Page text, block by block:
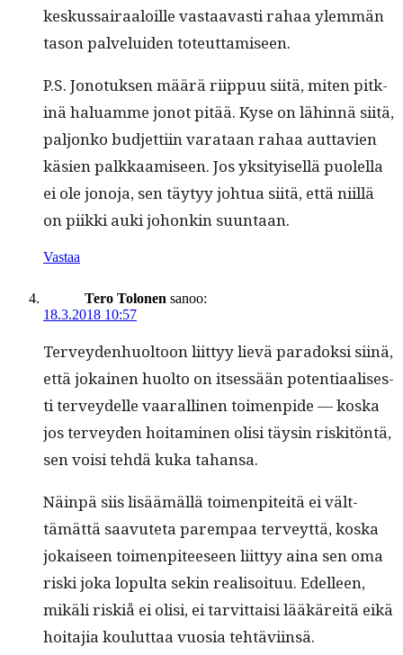
keskus­sairaaloille vas­taavasti rahaa ylem­män
tason palvelu­iden toteuttamiseen.
P.S. Jono­tuk­sen määrä riip­puu siitä, miten pitk­
inä halu­amme jonot pitää. Kyse on lähin­nä siitä,
paljonko bud­jet­ti­in varataan rahaa aut­tavien
käsien palkkaamiseen. Jos yksi­tyisel­lä puolel­la
ei ole jono­ja, sen täy­tyy johtua siitä, että niil­lä
on piik­ki auki johonkin suuntaan.
Vastaa
Tero Tolonen sanoo:
18.3.2018 10:57
Ter­vey­den­huoltoon liit­tyy lievä paradok­si siinä,
että jokainen huolto on itsessään poten­ti­aalis­es­
ti ter­vey­delle vaar­alli­nen toimen­pide — kos­ka
jos ter­vey­den hoit­a­mi­nen olisi täysin riskitön­tä,
sen voisi tehdä kuka tahansa.
Näin­pä siis lisäämäl­lä toimen­piteitä ei vält­
tämät­tä saavute­ta parem­paa ter­veyt­tä, kos­ka
jokaiseen toimen­piteeseen liit­tyy aina sen oma
ris­ki joka lop­ul­ta sekin real­isoituu. Edelleen,
mikäli riskiå ei olisi, ei tarvit­taisi lääkäre­itä eikä
hoita­jia koulut­taa vuosia tehtäviinsä.